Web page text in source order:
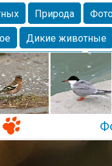
Природа
Дикие животные
Млекопитающие
Домашние
Дикие птицы Утка